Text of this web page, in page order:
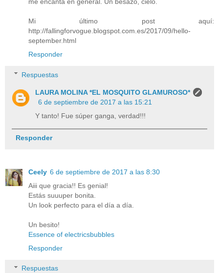
Mi último post aquí:
http://fallingforvogue.blogspot.com.es/2017/09/hello-
september.html
Responder
Respuestas
LAURA MOLINA *EL MOSQUITO GLAMUROSO*
6 de septiembre de 2017 a las 15:21
Y tanto! Fue súper ganga, verdad!!!
Responder
Ceely 6 de septiembre de 2017 a las 8:30
Aiii que gracia!! Es genial!
Estás suuuper bonita.
Un look perfecto para el día a día.
Un besito!
Essence of electricsbubbles
Responder
Respuestas